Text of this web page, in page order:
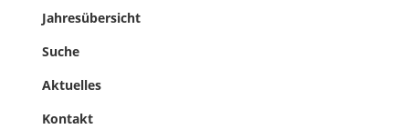
Jahresübersicht
Suche
Aktuelles
Kontakt